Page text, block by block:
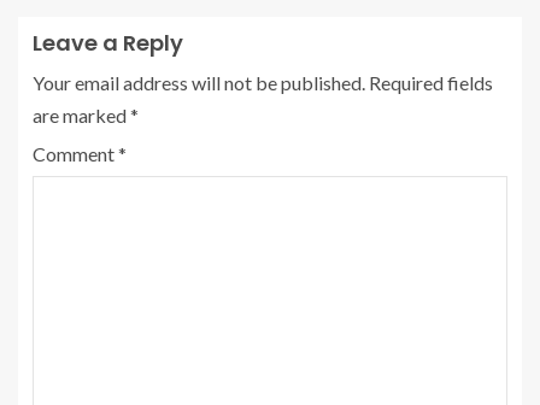
Leave a Reply
Your email address will not be published. Required fields
are marked*
Comment*